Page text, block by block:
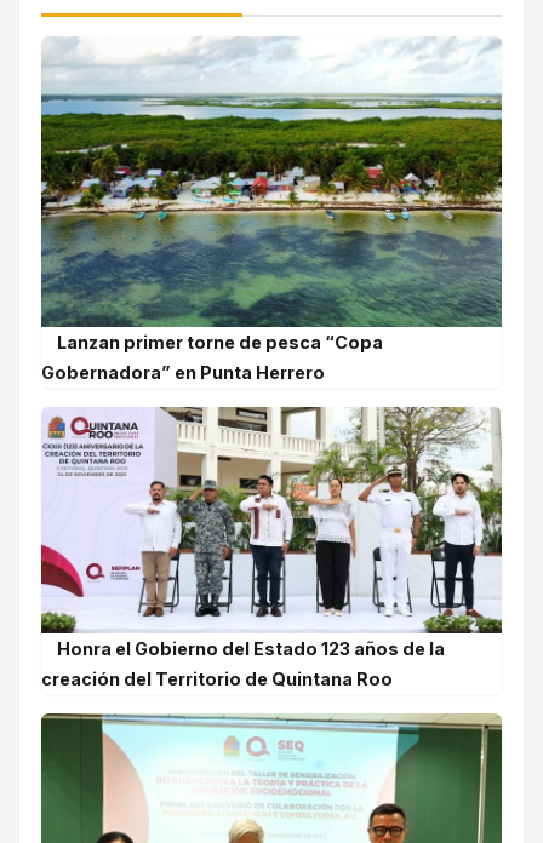
Lanzan primer torne de pesca “Copa
Gobernadora” en Punta Herrero
Honra el Gobierno del Estado 123 años de la
creación del Territorio de Quintana Roo